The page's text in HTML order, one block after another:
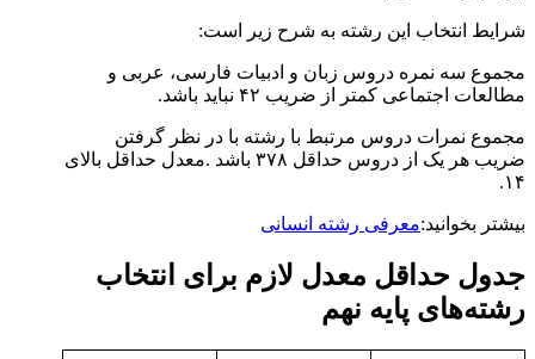
شرایط انتخاب این رشته به شرح زیر است:
مجموع سه نمره دروس زبان و ادبیات فارسی، عربی و
مطالعات اجتماعی کمتر از ضریب ۴۲ نباید باشد.
مجموع نمرات دروس مرتبط با رشته با در نظر گرفتن
ضریب هر یک از دروس حداقل ۳۷۸ باشد .معدل حداقل بالای
۱۴.
بیشتر بخوانید:معرفی رشته انسانی
جدول حداقل معدل لازم برای انتخاب
رشته‌های پایه نهم